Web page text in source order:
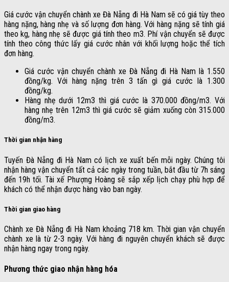
Giá cước vận chuyển chành xe Đà Nẵng đi Hà Nam sẽ có giá tùy theo
hàng nặng, hàng nhẹ và số lượng đơn hàng. Với hàng nặng sẽ tính giá
theo kg, hàng nhẹ sẽ được giá tính theo m3. Phí vận chuyển sẽ được
tính theo công thức lấy giá cước nhân với khối lượng hoặc thể tích
đơn hàng.
Giá cước vận chuyển chành xe Đà Nẵng đi Hà Nam là 1.550
đồng/kg. Với hàng nặng trên 3 tấn gì giá cước là 1.300
đồng/kg.
Hàng nhẹ dưới 12m3 thì giá cước là 370.000 đồng/m3. Với
hàng nhẹ trên 12m3 thì giá cước sẽ giảm xuống còn 315.000
đồng/m3.
Thời gian nhận hàng
Tuyến Đà Nẵng đi Hà Nam có lịch xe xuất bến mỗi ngày. Chúng tôi
nhận hàng vận chuyển tất cả các ngày trong tuần, bắt đầu từ 7h sáng
đến 19h tối. Tài xế Phượng Hoàng sẽ sắp xếp lịch chạy phù hợp để
khách có thể nhận được hàng vào ban ngày.
Thời gian giao hàng
Chành xe Đà Nẵng đi Hà Nam khoảng 718 km. Thời gian vận chuyển
chành xe là từ 2-3 ngày. Với hàng đi nguyên chuyển khách sẽ được
nhận hàng ngay trong ngày.
Phương thức giao nhận hàng hóa